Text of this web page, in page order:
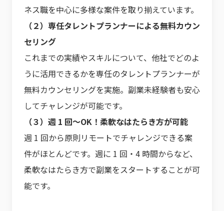
ネス職を中心に多様な案件を取り揃えています。
（２）専任タレントプランナーによる無料カウン
セリング
これまでの実績やスキルについて、他社でどのよ
うに活用できるかを専任のタレントプランナーが
無料カウンセリングを実施。副業未経験者も安心
してチャレンジが可能です。
（３）週 1 回〜OK！柔軟なはたらき方が可能
週 1 回から原則リモートでチャレンジできる案
件がほとんどです。週に 1 回・4 時間からなど、
柔軟なはたらき方で副業をスタートすることが可
能です。